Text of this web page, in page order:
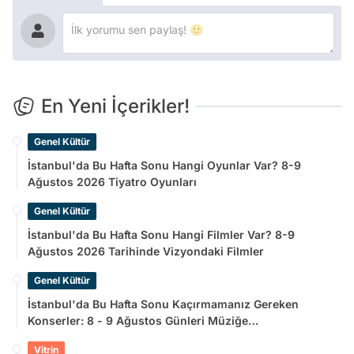
En Yeni İçerikler!
Genel Kültür
İstanbul'da Bu Hafta Sonu Hangi Oyunlar Var? 8-9
Ağustos 2026 Tiyatro Oyunları
Genel Kültür
İstanbul'da Bu Hafta Sonu Hangi Filmler Var? 8-9
Ağustos 2026 Tarihinde Vizyondaki Filmler
Genel Kültür
İstanbul'da Bu Hafta Sonu Kaçırmamanız Gereken
Konserler: 8 - 9 Ağustos Günleri Müziğe
Vitrin